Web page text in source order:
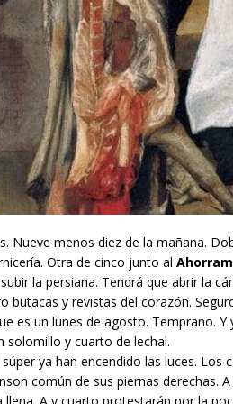
Nueve menos diez de la mañana.
Otra de cinco junto al
la persiana. Tendrá que abrir la
butacas y revistas del corazón.
es un lunes de agosto. Temprano.
solomillo y cuarto de lechal.
súper ya han encendido las luces.
común de sus piernas derechas.
llena. A y cuarto protestarán por la